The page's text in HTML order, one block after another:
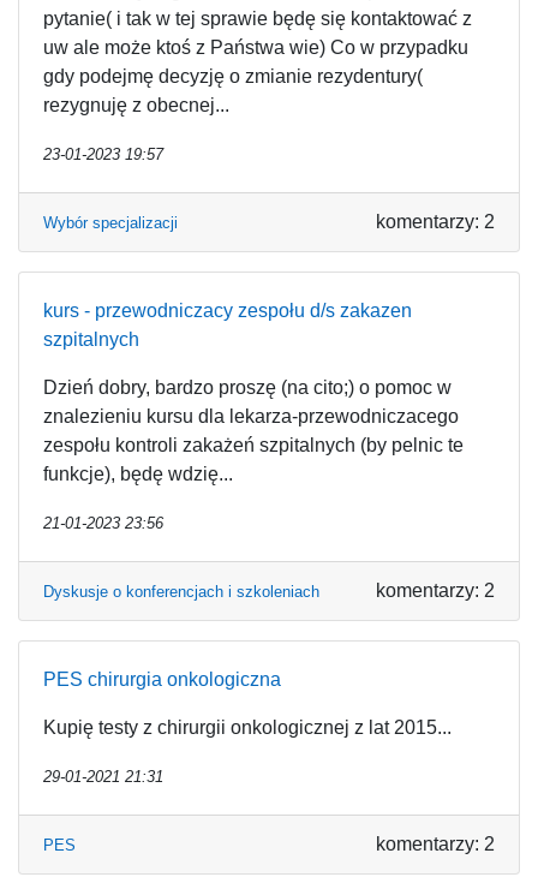
pytanie( i tak w tej sprawie będę się kontaktować z
uw ale może ktoś z Państwa wie) Co w przypadku
gdy podejmę decyzję o zmianie rezydentury(
rezygnuję z obecnej...
23-01-2023 19:57
Wybór specjalizacji komentarzy: 2
kurs - przewodniczacy zespołu d/s zakazen
szpitalnych
Dzień dobry, bardzo proszę (na cito;) o pomoc w
znalezieniu kursu dla lekarza-przewodniczacego
zespołu kontroli zakażeń szpitalnych (by pelnic te
funkcje), będę wdzię...
21-01-2023 23:56
Dyskusje o konferencjach i szkoleniach komentarzy: 2
PES chirurgia onkologiczna
Kupię testy z chirurgii onkologicznej z lat 2015...
29-01-2021 21:31
PES komentarzy: 2